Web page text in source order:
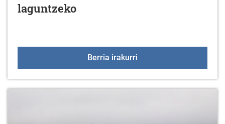
laguntzeko
Berria irakurri